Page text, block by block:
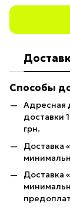
Способы
Адресная
доставки
грн.
Доставка
Доставка